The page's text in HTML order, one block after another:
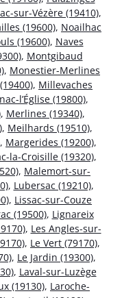
sur-Vézère (19410),
(19600), Noailhac
(19600), Naves
, Montgibaud
, Monestier-Merlines
, Millevaches
l’Église (19800),
, Merlines (19340),
, Meilhards (19510),
, Margerides (19200),
la-Croisille (19320),
, Malemort-sur-
, Lubersac (19210),
, Lissac-sur-Couze
(19500), Lignareix
, Les Angles-sur-
, Le Vert (79170),
, Le Jardin (19300),
, Laval-sur-Luzège
(19130), Laroche-